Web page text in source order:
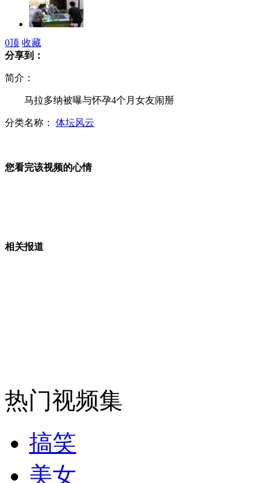
桂林警方重拳打击赌博游戏机
美使馆称航母通过南海是例行访问菲
外交部：有关国家言论片面不公正
0顶 收藏
分享到：
简介：
马拉多纳被曝与怀孕4个月女友闹掰
分类名称： 体坛风云
您看完该视频的心情
相关报道
热门视频集
搞笑
美女